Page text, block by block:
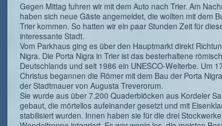
Gegen Mittag fuhren wir mit dem Auto nach Trier. Am
haben sich neue Gäste angemeldet, die wollten mit dem
Trier kommen. So hatten wir ein paar Stunden Zeit für
interessante Stadt.
Vom Parkhaus ging es über den Hauptmarkt direkt
Nigra. Die Porta Nigra in Trier ist das besterhaltene
Deutschlands und seit 1986 ein UNESCO-Welterbe. Um
Christus begannen die Römer mit dem Bau der Porta
der Stadtmauer von Augusta Treverorum.
Sie wurde aus über 7.200 Quaderblöcken aus Kordeler
gebaut, die mörtellos aufeinander gesetzt und mit
stabilisiert wurden. Innen haben sie für die drei